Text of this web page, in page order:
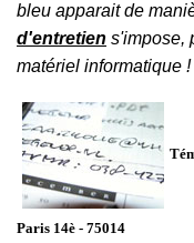
bleu apparait de
d'entretien s'impose,
matériel informatique !
Paris 14è - 75014